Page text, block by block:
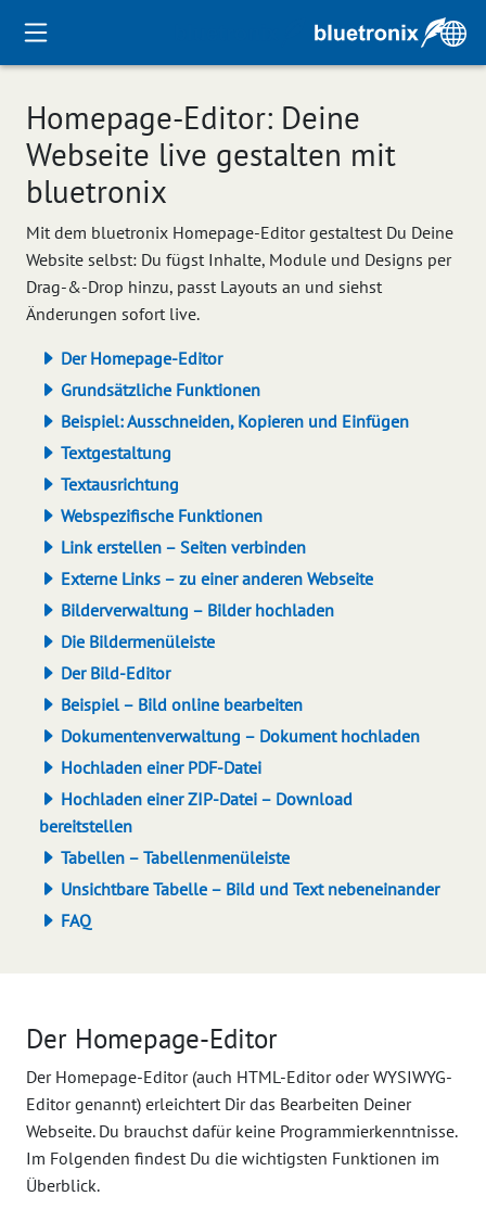
Homepage-Editor: Deine
Webseite live gestalten mit
bluetronix
Mit dem bluetronix Homepage-Editor gestaltest Du Deine
Website selbst: Du fügst Inhalte, Module und Designs per
Drag-&-Drop hinzu, passt Layouts an und siehst
Änderungen sofort live.
Der Homepage-Editor
Grundsätzliche Funktionen
Beispiel: Ausschneiden, Kopieren und Einfügen
Textgestaltung
Textausrichtung
Webspezifische Funktionen
Link erstellen – Seiten verbinden
Externe Links – zu einer anderen Webseite
Bilderverwaltung – Bilder hochladen
Die Bildermenüleiste
Der Bild-Editor
Beispiel – Bild online bearbeiten
Dokumentenverwaltung – Dokument hochladen
Hochladen einer PDF-Datei
Hochladen einer ZIP-Datei – Download
bereitstellen
Tabellen – Tabellenmenüleiste
Unsichtbare Tabelle – Bild und Text nebeneinander
FAQ
Der Homepage-Editor
Der Homepage-Editor (auch HTML-Editor oder WYSIWYG-
Editor genannt) erleichtert Dir das Bearbeiten Deiner
Webseite. Du brauchst dafür keine Programmierkenntnisse.
Im Folgenden findest Du die wichtigsten Funktionen im
Überblick.